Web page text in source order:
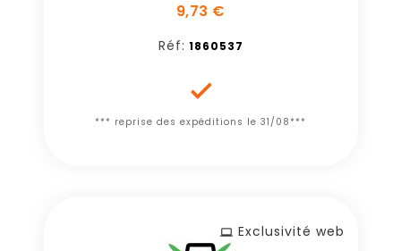
9,73 €
Réf: 1860537

*** reprise des expéditions le 31/08***
Exclusivité web